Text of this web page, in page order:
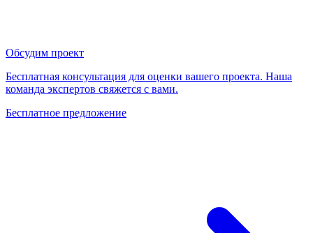
Обсудим проект
Бесплатная консультация для оценки вашего проекта. Наша
команда экспертов свяжется с вами.
Бесплатное предложение